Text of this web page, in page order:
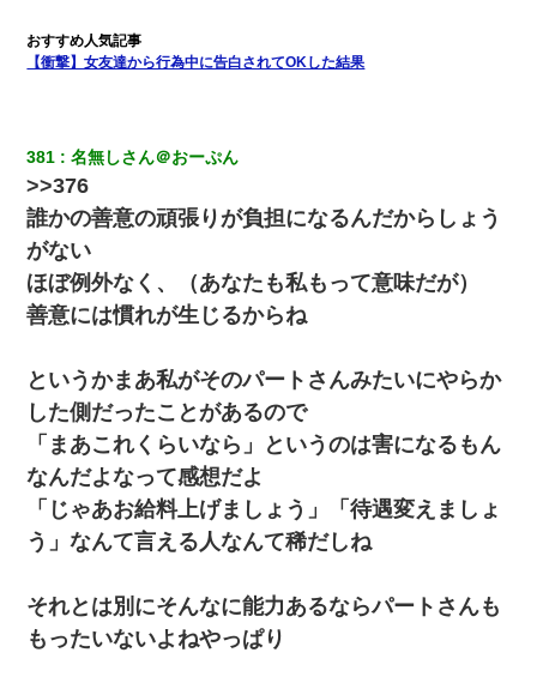
【衝撃】女友達から行為中に告白されてOKした結果
381 名無しさん＠おーぷん
>>376
誰かの善意の頑張りが負担になるんだからしょう
がない
ほぼ例外なく、（あなたも私もって意味だが）
善意には慣れが生じるからね
というかまあ私がそのパートさんみたいにやらか
した側だったことがあるので
「まあこれくらいなら」というのは害になるもん
なんだよなって感想だよ
「じゃあお給料上げましょう」「待遇変えましょ
う」なんて言える人なんて稀だしね
それとは別にそんなに能力あるならパートさんも
もったいないよねやっぱり